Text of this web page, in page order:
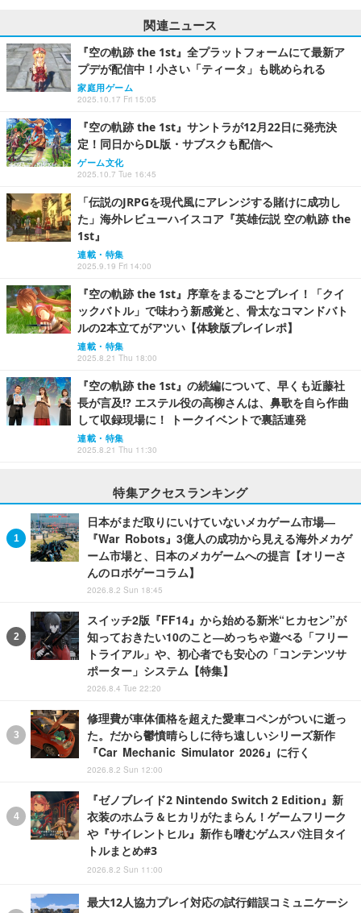
関連ニュース
『空の軌跡 the 1st』全プラットフォームにて最新ア
プデが配信中！小さい「ティータ」も眺められる
家庭用ゲーム
2025.10.17 Fri 15:05
『空の軌跡 the 1st』サントラが12月22日に発売決
定！同日からDL版・サブスクも配信へ
ゲーム文化
2025.10.7 Tue 16:45
「伝説のJRPGを現代風にアレンジする賭けに成功し
た」海外レビューハイスコア『英雄伝説 空の軌跡 the
1st』
連載・特集
2025.9.19 Fri 14:00
『空の軌跡 the 1st』序章をまるごとプレイ！「クイ
ックバトル」で味わう新感覚と、骨太なコマンドバト
ルの2本立てがアツい【体験版プレイレポ】
連載・特集
2025.8.21 Thu 18:00
『空の軌跡 the 1st』の続編について、早くも近藤社
長が言及!? エステル役の高柳さんは、鼻歌を自ら作曲
して収録現場に！ トークイベントで裏話連発
連載・特集
2025.8.21 Thu 11:30
特集アクセスランキング
日本がまだ取りにいけていないメカゲーム市場―
『War Robots』3億人の成功から見える海外メカゲ
ーム市場と、日本のメカゲームへの提言【オリーさ
んのロボゲーコラム】
2026.8.2 Sun 18:45
スイッチ2版『FF14』から始める新米“ヒカセン”が
知っておきたい10のこと―めっちゃ遊べる「フリー
トライアル」や、初心者でも安心の「コンテンツサ
ポーター」システム【特集】
2026.8.4 Tue 22:20
修理費が車体価格を超えた愛車コペンがついに逝っ
た。だから鬱憤晴らしに待ち遠しいシリーズ新作
『Car Mechanic Simulator 2026』に行く
2026.8.2 Sun 12:00
『ゼノブレイド2 Nintendo Switch 2 Edition』新
衣装のホムラ＆ヒカリがたまらん！ゲームフリーク
や『サイレントヒル』新作も嗜むゲムスパ注目タイ
トルまとめ#3
2026.8.2 Sun 11:00
最大12人協力プレイ対応の試行錯誤コミュニケーシ